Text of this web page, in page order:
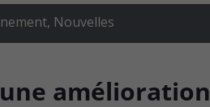
, Nouvelles
amélioration